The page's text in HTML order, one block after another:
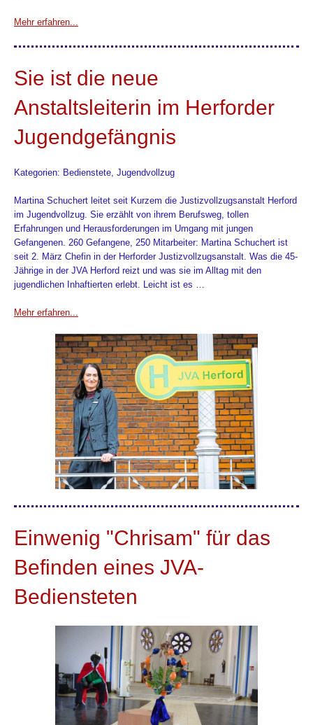
Mehr erfahren...
Sie ist die neue
Anstaltsleiterin im Herforder
Jugendgefängnis
Kategorien: Bedienstete, Jugendvollzug
Martina Schuchert leitet seit Kurzem die Justizvollzugsanstalt Herford
im Jugendvollzug. Sie erzählt von ihrem Berufsweg, tollen
Erfahrungen und Herausforderungen im Umgang mit jungen
Gefangenen. 260 Gefangene, 250 Mitarbeiter: Martina Schuchert ist
seit 2. März Chefin in der Herforder Justizvollzugsanstalt. Was die 45-
Jährige in der JVA Herford reizt und was sie im Alltag mit den
jugendlichen Inhaftierten erlebt. Leicht ist es …
Mehr erfahren...
Einwenig "Chrisam" für das
Befinden eines JVA-
Bediensteten